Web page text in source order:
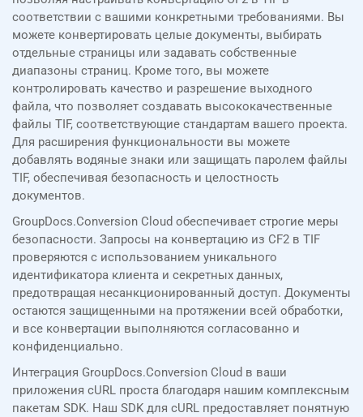
соответствии с вашими конкретными требованиями. Вы
можете конвертировать целые документы, выбирать
отдельные страницы или задавать собственные
диапазоны страниц. Кроме того, вы можете
контролировать качество и разрешение выходного
файла, что позволяет создавать высококачественные
файлы TIF, соответствующие стандартам вашего проекта.
Для расширения функциональности вы можете
добавлять водяные знаки или защищать паролем файлы
TIF, обеспечивая безопасность и целостность
документов.
GroupDocs.Conversion Cloud обеспечивает строгие меры
безопасности. Запросы на конвертацию из CF2 в TIF
проверяются с использованием уникального
идентификатора клиента и секретных данных,
предотвращая несанкционированный доступ. Документы
остаются защищенными на протяжении всей обработки,
и все конвертации выполняются согласованно и
конфиденциально.
Интеграция GroupDocs.Conversion Cloud в ваши
приложения cURL проста благодаря нашим комплексным
пакетам SDK. Наш SDK для cURL предоставляет понятную